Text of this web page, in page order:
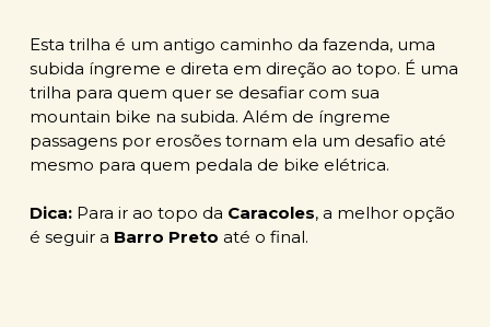
Esta trilha é um antigo caminho da fazenda, uma
subida íngreme e direta em direção ao topo. É uma
trilha para quem quer se desafiar com sua
mountain bike na subida. Além de íngreme
passagens por erosões tornam ela um desafio até
mesmo para quem pedala de bike elétrica.
Dica:Para ir ao topo da Caracoles, a melhor opção
é seguir a Barro Preto até o final.